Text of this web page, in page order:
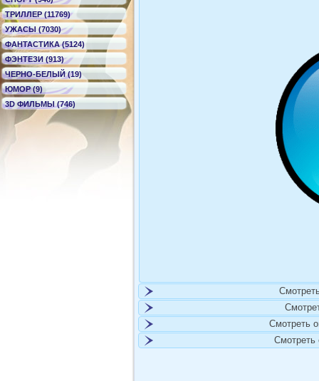
ТРИЛЛЕР (11769)
УЖАСЫ (7030)
ФАНТАСТИКА (5124)
ФЭНТЕЗИ (913)
ЧЕРНО-БЕЛЫЙ (19)
ЮМОР (9)
3D ФИЛЬМЫ (746)
Смотреть
Смотреть